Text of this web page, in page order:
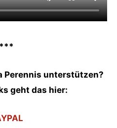
***
Perennis unterstützen?
geht das hier: